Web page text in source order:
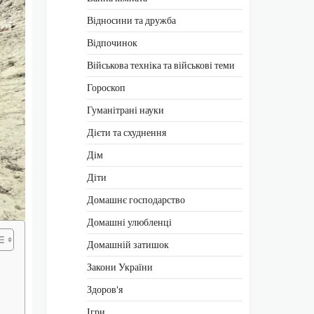
Відносини та дружба
Відпочинок
Військова техніка та військові теми
Гороскоп
Гуманітрані науки
Дієти та схуднення
Дім
Діти
Домашнє господарство
Домашні улюбленці
Домашній затишок
Закони України
Здоров'я